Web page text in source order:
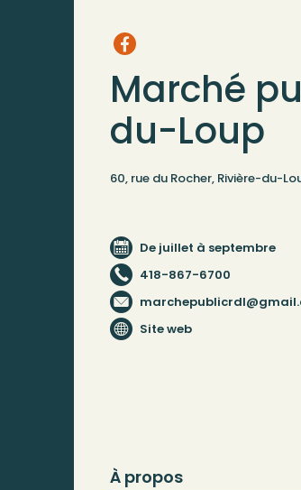
Marché
du-Loup
60, rue du Rocher, Rivière-du-
De juillet à septembre
418-867-6700
Site web
À propos